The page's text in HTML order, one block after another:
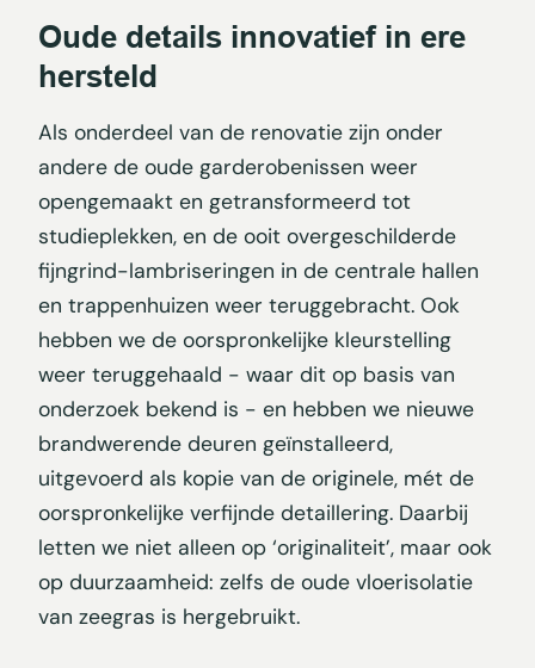
Oude details innovatief in ere
hersteld
Als onderdeel van de renovatie zijn onder
andere de oude garderobenissen weer
opengemaakt en getransformeerd tot
studieplekken, en de ooit overgeschilderde
fijngrind-lambriseringen in de centrale hallen
en trappenhuizen weer teruggebracht. Ook
hebben we de oorspronkelijke kleurstelling
weer teruggehaald - waar dit op basis van
onderzoek bekend is - en hebben we nieuwe
brandwerende deuren geïnstalleerd,
uitgevoerd als kopie van de originele, mét de
oorspronkelijke verfijnde detaillering. Daarbij
letten we niet alleen op ‘originaliteit’, maar ook
op duurzaamheid: zelfs de oude vloerisolatie
van zeegras is hergebruikt.